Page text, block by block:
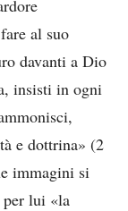
al suo
davanti a Dio
insisti in ogni
e dottrina» (2
immagini si
per lui «la